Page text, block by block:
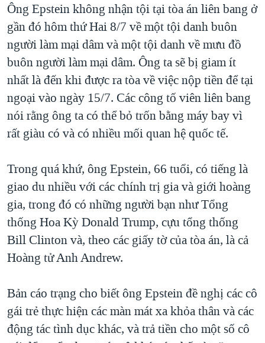
Ông Epstein không nhận tội tại tòa án liên bang ở
gần đó hôm thứ Hai 8/7 về một tội danh buôn
người làm mại dâm và một tội danh về mưu đồ
buôn người làm mại dâm. Ông ta sẽ bị giam ít
nhất là đến khi được ra tòa về việc nộp tiền để tại
ngoại vào ngày 15/7. Các công tố viên liên bang
nói rằng ông ta có thể bỏ trốn bằng máy bay vì
rất giàu có và có nhiều mối quan hệ quốc tế.
Trong quá khứ, ông Epstein, 66 tuổi, có tiếng là
giao du nhiều với các chính trị gia và giới hoàng
gia, trong đó có những người bạn như Tổng
thống Hoa Kỳ Donald Trump, cựu tổng thống
Bill Clinton và, theo các giấy tờ của tòa án, là cả
Hoàng tử Anh Andrew.
Bản cáo trạng cho biết ông Epstein đề nghị các cô
gái trẻ thực hiện các màn mát xa khỏa thân và các
động tác tình dục khác, và trả tiền cho một số cô